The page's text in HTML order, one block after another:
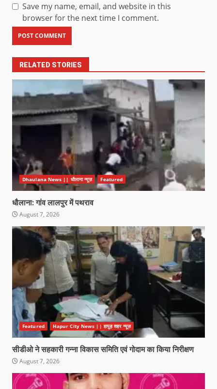
Save my name, email, and website in this
browser for the next time I comment.
RELATED STORIES
Dhaulana News || धौलाना न्यूज़ Featured
धौलाना: गांव लालपुर में पथराव
August 7, 2026
Featured Hapur City News || हापुड़ शहर न्यूज़
सीडीओ ने सहकारी गन्ना विकास समिति एवं गोदाम का किया निरीक्षण
August 7, 2026